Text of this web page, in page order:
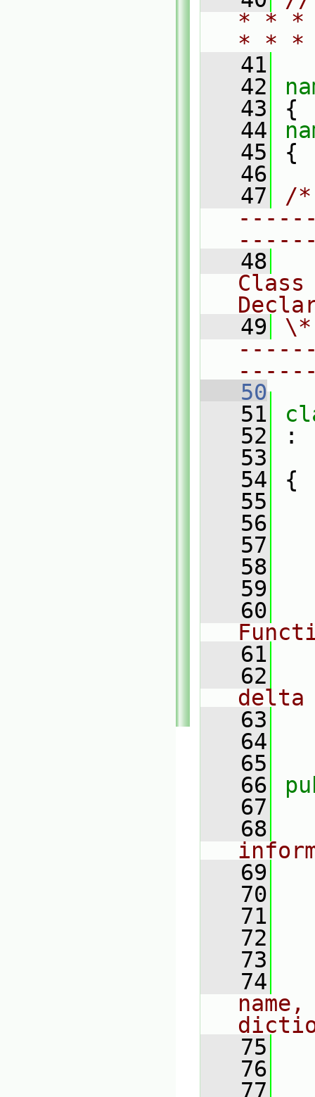
* * *
* *
   41
   42
   43
{
   44
   45
{
   46
   47
/
   48
Class
   49
   50
   51
   52
:
   53
   54
{
   55
   56
   57
   58
   59
   60
   61
   62
delta
   63
   64
   65
   66
   67
   68
   69
   70
   71
   72
   73
   74
   75
   76
   77